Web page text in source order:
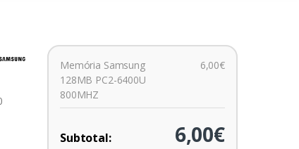
Memória Samsung
128MB PC2-6400U
800MHZ
6,00€
Subtotal: 6,00€